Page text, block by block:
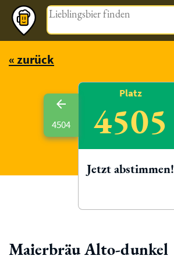
Magazin
« zurück
Maierbräu Alto-dunkel
4504
Platz
4505
Jetzt abstimmen!